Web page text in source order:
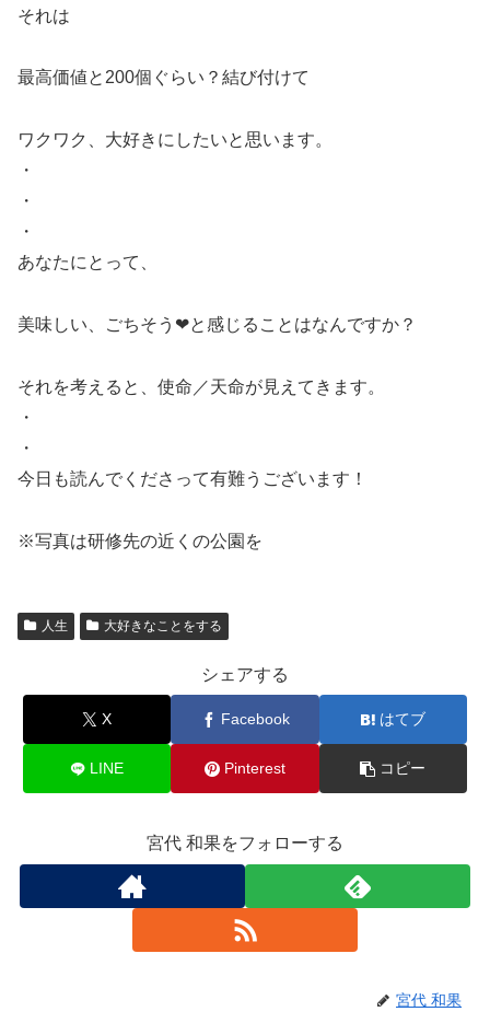
それは
最高価値と200個ぐらい？結び付けて
ワクワク、大好きにしたいと思います。
・
・
・
あなたにとって、
美味しい、ごちそう❤と感じることはなんですか？
それを考えると、使命／天命が見えてきます。
・
・
今日も読んでくださって有難うございます！
※写真は研修先の近くの公園を
人生 大好きなことをする
シェアする
X Facebook はてブ
LINE Pinterest コピー
宮代 和果をフォローする
宮代 和果